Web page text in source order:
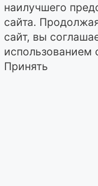
наилучшего
сайта.
сайт, вы
использованием
Принять